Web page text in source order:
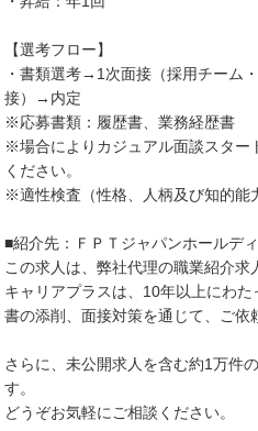
【選考フロー】
・書類選考→1次面接（採用チーム
接）→内定
※応募書類：履歴書、業務経歴書
※場合によりカジュアル面談スター
ください。
※適性検査（性格、人柄及び知的能
■紹介先：ＦＰＴジャパンホールデ
この求人は、弊社代理の職業紹介求
キャリアプラスは、10年以上にわ
書の添削、面接対策を通じて、ご
さらに、未公開求人を含む約1万件
す。
どうぞお気軽にご相談ください。